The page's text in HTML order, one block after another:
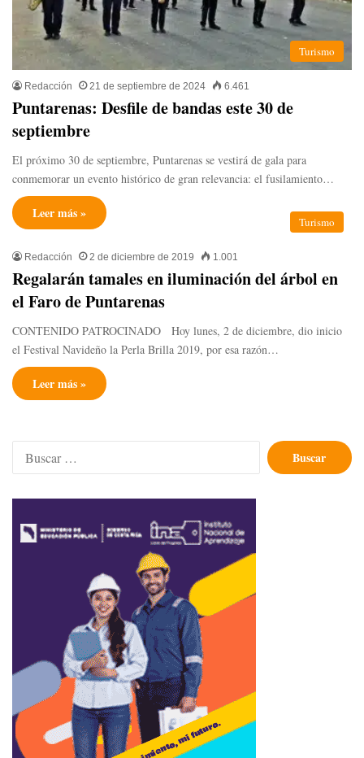
Turismo
Redacción 21 de septiembre de 2024 6.461
Puntarenas: Desfile de bandas este 30 de
septiembre
El próximo 30 de septiembre, Puntarenas se vestirá de gala para
conmemorar un evento histórico de gran relevancia: el fusilamiento…
Leer más »
Turismo
Redacción 2 de diciembre de 2019 1.001
Regalarán tamales en iluminación del árbol en
el Faro de Puntarenas
CONTENIDO PATROCINADO Hoy lunes, 2 de diciembre, dio inicio
el Festival Navideño la Perla Brilla 2019, por esa razón…
Leer más »
Buscar: